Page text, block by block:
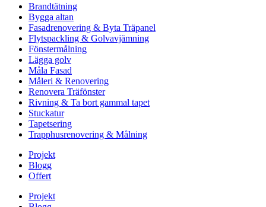
Brandtätning
Bygga altan
Fasadrenovering & Byta Träpanel
Flytspackling & Golvavjämning
Fönstermålning
Lägga golv
Måla Fasad
Måleri & Renovering
Renovera Träfönster
Rivning & Ta bort gammal tapet
Stuckatur
Tapetsering
Trapphusrenovering & Målning
Projekt
Blogg
Offert
Projekt